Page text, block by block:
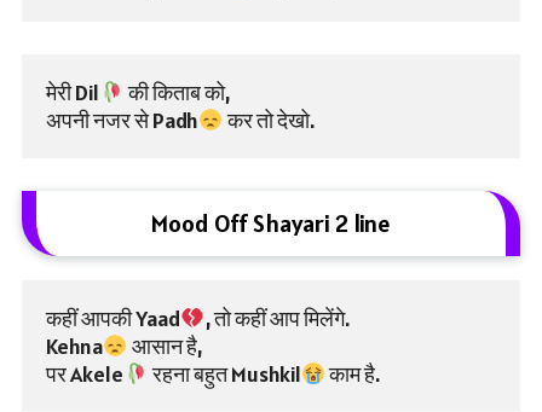
मेरी Dil
की किताब को,
अपनी नजर से Padh
कर तो देखो.
Mood Off Shayari 2 line
कहीं आपकी Yaad
, तो कहीं आप मिलेंगे.
Kehna
आसान है,
पर Akele
रहना बहुत Mushkil काम है.